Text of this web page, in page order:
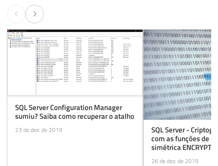
SQL Server Configuration Manager
sumiu? Saiba como recuperar o atalho
23 de dez. de 2019 SQL Server -
com as funções de
simétrica
26 de dez. de 2019